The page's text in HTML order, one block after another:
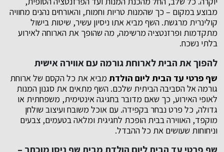
מבוצע במקום – כך שהמנות טריות וחמות, והאורחים נהנים מחוויה
קולינרית מרגשת. השף מביא אתו ניסיון עשיר, שיטות בישול
מתקדמות ופרזנטציה מרשימה, מה שהופך את הארוחה לאירוע
בלתי נשכח.
להפוך את הבית לארוחת גורמה עם אווירה אישית
שף פרטי עד הבית ליום הולדתמביא את כל הקסם של ארוחת
גורמה אל הסביבה הביתית שלכם. השף מתאים את סגנון המנות
לאופי האירוע, כך שאם מדובר בחגיגה אינטימית, משפחתית או
גדולה, כל פרט נבחר בקפידה. עם אוכל משובח ועיצוב שולחן
מוקפד, האווירה בבית הופכת לחגיגית ומלאה בטעמים, צבעים
וניחוחות שעושים את כל ההבדל.